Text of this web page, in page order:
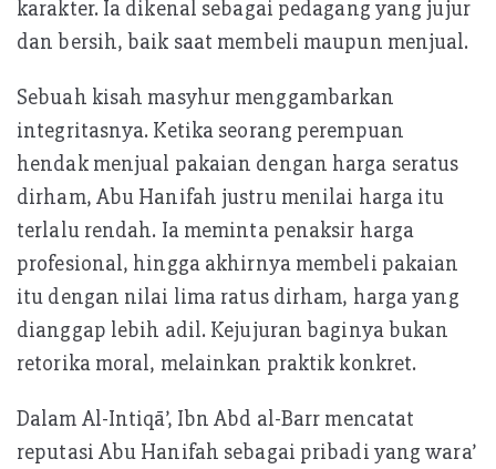
karakter. Ia dikenal sebagai pedagang yang jujur
dan bersih, baik saat membeli maupun menjual.
Sebuah kisah masyhur menggambarkan
integritasnya. Ketika seorang perempuan
hendak menjual pakaian dengan harga seratus
dirham, Abu Hanifah justru menilai harga itu
terlalu rendah. Ia meminta penaksir harga
profesional, hingga akhirnya membeli pakaian
itu dengan nilai lima ratus dirham, harga yang
dianggap lebih adil. Kejujuran baginya bukan
retorika moral, melainkan praktik konkret.
Dalam Al-Intiqā’, Ibn Abd al-Barr mencatat
reputasi Abu Hanifah sebagai pribadi yang wara’